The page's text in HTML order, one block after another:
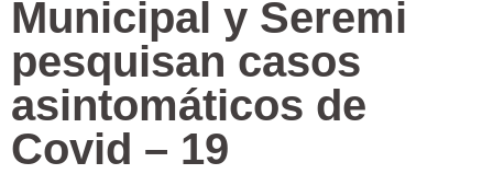
Municipal y Seremi
pesquisan casos
asintomáticos de
Covid – 19